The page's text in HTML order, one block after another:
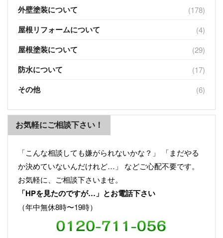
外壁塗装について (178)
屋根リフォームについて (4)
屋根塗装について (29)
防水について (17)
その他 (6)
お気軽にご相談下さい！
「こんな相談しても嫌がられないかな？」 「まだやる
か決めていないんだけれど…」 などご心配不要です。
お気軽に、ご相談下さいませ。
「HPを見たのですが…」とお電話下さい
（年中無休8時〜19時）